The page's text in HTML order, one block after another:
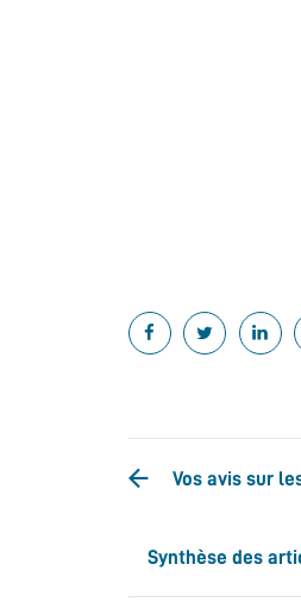
Vos avis sur
Synthèse des